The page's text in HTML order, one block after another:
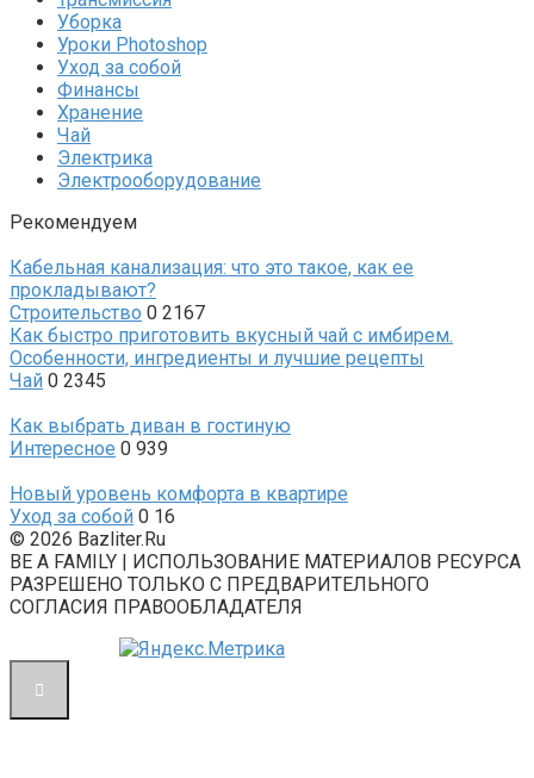
Уборка
Уроки Photoshop
Уход за собой
Финансы
Хранение
Чай
Электрика
Электрооборудование
Рекомендуем
Кабельная канализация: что это такое, как ее
прокладывают?
Строительство 0 2167
Как быстро приготовить вкусный чай с имбирем.
Особенности, ингредиенты и лучшие рецепты
Чай 0 2345
Как выбрать диван в гостиную
Интересное 0 939
Новый уровень комфорта в квартире
Уход за собой 0 16
© 2026 Bazliter.Ru
BE A FAMILY | ИСПОЛЬЗОВАНИЕ МАТЕРИАЛОВ РЕСУРСА
РАЗРЕШЕНО ТОЛЬКО С ПРЕДВАРИТЕЛЬНОГО
СОГЛАСИЯ ПРАВООБЛАДАТЕЛЯ